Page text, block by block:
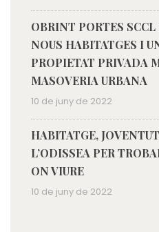
OBRINT PORTES
NOUS HABITATGES I
PROPIETAT PRIVADA
MASOVERIA URBANA
10 de juny de 2022
HABITATGE,
L’ODISSEA PER
ON VIURE
10 de juny de 2022